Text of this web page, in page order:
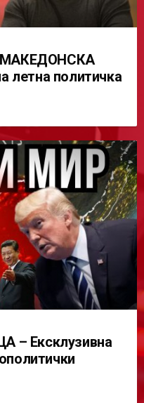
летна политичка
– Ексклузивна